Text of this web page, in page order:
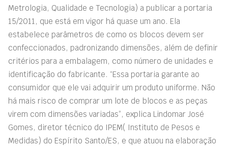
Metrologia, Qualidade e Tecnologia) a publicar a portaria
15/2011, que está em vigor há quase um ano. Ela
estabelece parâmetros de como os blocos devem ser
confeccionados, padronizando dimensões, além de definir
critérios para a embalagem, como número de unidades e
identificação do fabricante. “Essa portaria garante ao
consumidor que ele vai adquirir um produto uniforme. Não
há mais risco de comprar um lote de blocos e as peças
virem com dimensões variadas”, explica Lindomar José
Gomes, diretor técnico do IPEM( Instituto de Pesos e
Medidas) do Espírito Santo/ES, e que atuou na elaboração